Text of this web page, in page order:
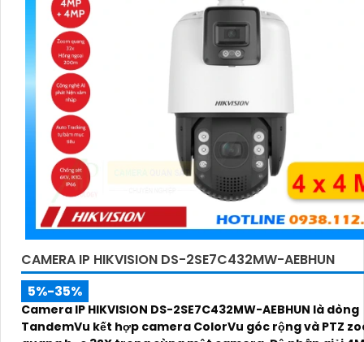
CAMERA IP HIKVISION DS-2SE7C432MW-AEBHUN
5%-35%
Camera IP HIKVISION DS-2SE7C432MW-AEBHUN là dòng
TandemVu kết hợp camera ColorVu góc rộng và PTZ